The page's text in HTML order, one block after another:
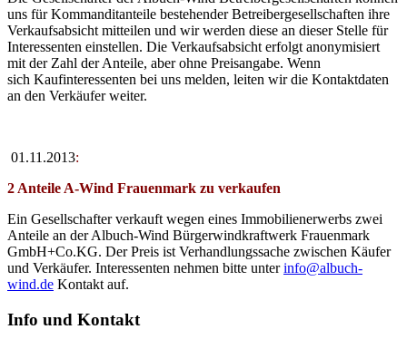
uns für Kommanditanteile bestehender Betreibergesellschaften ihre
Verkaufsabsicht mitteilen und wir werden diese an dieser Stelle für
Interessenten einstellen. Die Verkaufsabsicht erfolgt anonymisiert
mit der Zahl der Anteile, aber ohne Preisangabe. Wenn
sich Kaufinteressenten bei uns melden, leiten wir die Kontaktdaten
an den Verkäufer weiter.
01.11.2013:
2 Anteile A-Wind Frauenmark zu verkaufen
Ein Gesellschafter verkauft wegen eines Immobilienerwerbs zwei
Anteile an der Albuch-Wind Bürgerwindkraftwerk Frauenmark
GmbH+Co.KG. Der Preis ist Verhandlungssache zwischen Käufer
und Verkäufer. Interessenten nehmen bitte unterinfo@albuch-
wind.de Kontakt auf.
Info und Kontakt